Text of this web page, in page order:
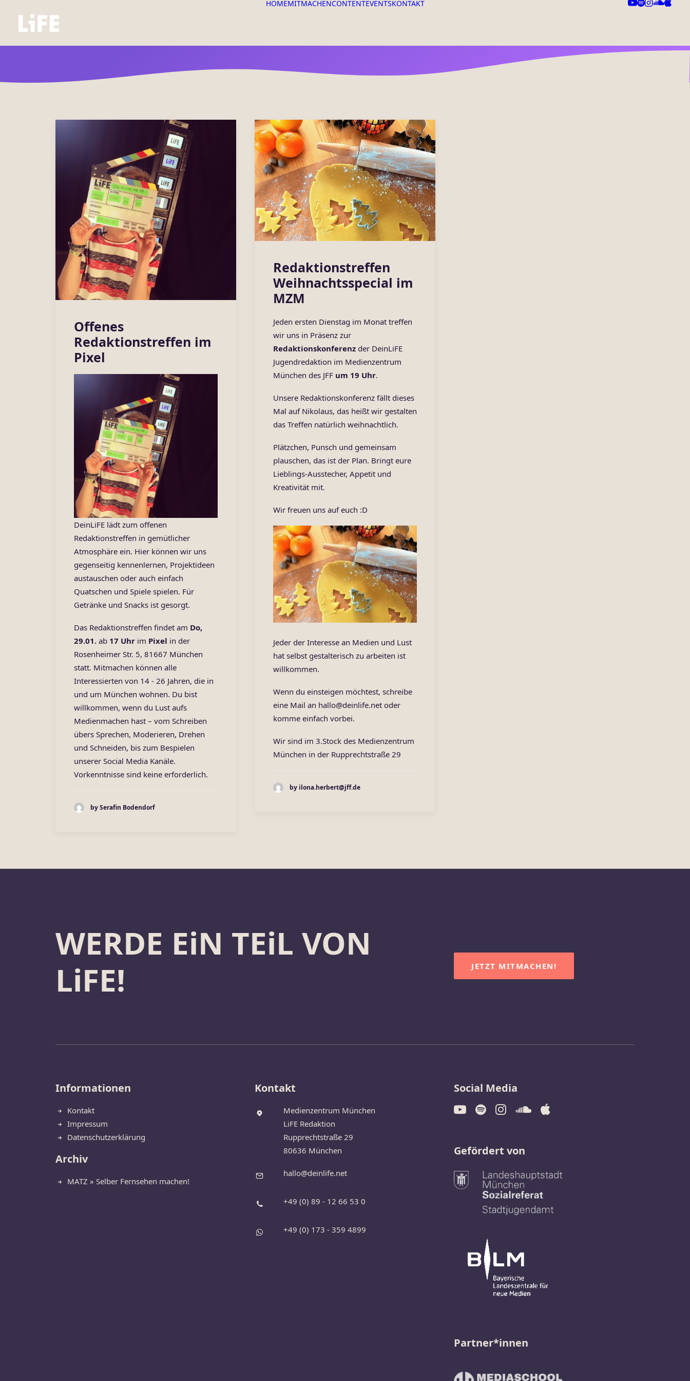
HOMEMITMACHENCONTENTEVENTSKONTAKT
Offenes
Redaktionstreffen im
Pixel
DeinLiFE lädt zum offenen
Redaktionstreffen in gemütlicher
Atmosphäre ein. Hier können wir uns
gegenseitig kennenlernen, Projektideen
austauschen oder auch einfach
Quatschen und Spiele spielen. Für
Getränke und Snacks ist gesorgt.
Das Redaktionstreffen findet am Do,
29.01. ab 17 Uhr im Pixel in der
Rosenheimer Str. 5, 81667 München
statt. Mitmachen können alle
Interessierten von 14 - 26 Jahren, die in
und um München wohnen. Du bist
willkommen, wenn du Lust aufs
Medienmachen hast – vom Schreiben
übers Sprechen, Moderieren, Drehen
und Schneiden, bis zum Bespielen
unserer Social Media Kanäle.
Vorkenntnisse sind keine erforderlich.
by Serafin Bodendorf
Redaktionstreffen
Weihnachtsspecial im
MZM
Jeden ersten Dienstag im Monat treffen
wir uns in Präsenz zur
Redaktionskonferenz der DeinLiFE
Jugendredaktion im Medienzentrum
München des JFF um 19 Uhr.
Unsere Redaktionskonferenz fällt dieses
Mal auf Nikolaus, das heißt wir gestalten
das Treffen natürlich weihnachtlich.
Plätzchen, Punsch und gemeinsam
plauschen, das ist der Plan. Bringt eure
Lieblings-Ausstecher, Appetit und
Kreativität mit.
Wir freuen uns auf euch :D
Jeder der Interesse an Medien und Lust
hat selbst gestalterisch zu arbeiten ist
willkommen.
Wenn du einsteigen möchtest, schreibe
eine Mail an hallo@deinlife.net oder
komme einfach vorbei.
Wir sind im 3.Stock des Medienzentrum
München in der Rupprechtstraße 29
by ilona.herbert@jff.de
WERDE EiN TEiL VON
LiFE!
JETZT MITMACHEN!
Informationen
Kontakt
Impressum
Datenschutzerklärung
Archiv
MATZ » Selber Fernsehen machen!
Kontakt
Medienzentrum München
LiFE Redaktion
Rupprechtstraße 29
80636 München
hallo@deinlife.net
+49 (0) 89 - 12 66 53 0
+49 (0) 173 - 359 4899
Social Media
Gefördert von
Partner*innen